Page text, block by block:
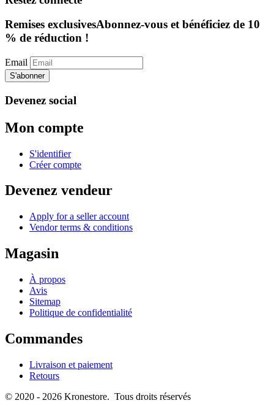
Remises exclusivesAbonnez-vous et bénéficiez de 10
% de réduction !
Email
S'abonner
Devenez social
Mon compte
S'identifier
Créer compte
Devenez vendeur
Apply for a seller account
Vendor terms & conditions
Magasin
À propos
Avis
Sitemap
Politique de confidentialité
Commandes
Livraison et paiement
Retours
© 2020 - 2026 Kronestore. Tous droits réservés